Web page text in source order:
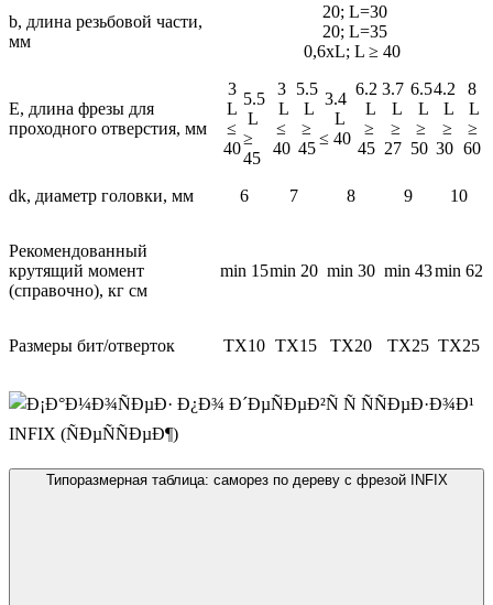
b, длина резьбовой части,
мм
20; L=30
20; L=35
0,6хL; L ≥ 40
E, длина фрезы для
проходного отверстия, мм
3
L
≤
40
5.5
L
≥
45
3
L
≤
40
5.5
L
≥
45
3.4
L
≤ 40
6.2
L
≥
45
3.7
L
≥
27
6.5
L
≥
50
4.2
L
≥
30
8
L
≥
60
dk, диаметр головки, мм 6 7 8 9 10
Рекомендованный
крутящий момент
(справочно), кг см
min 15min 20 min 30 min 43min 62
Размеры бит/отверток TX10 TX15 TX20 TX25 TX25
Типоразмерная таблица: саморез по дереву с фрезой INFIX